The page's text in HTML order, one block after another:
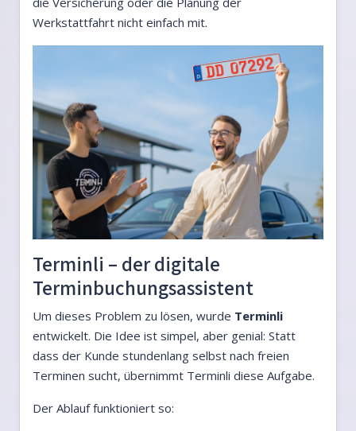
Werkstattfahrt nicht einfach mit.
Terminli – der digitale
Terminbuchungsassistent
Um dieses Problem zu lösen, wurde Terminli
entwickelt. Die Idee ist simpel, aber genial: Statt
dass der Kunde stundenlang selbst nach freien
Terminen sucht, übernimmt Terminli diese Aufgabe.
Der Ablauf funktioniert so: